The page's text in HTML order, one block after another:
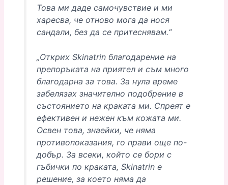
Това ми даде самочувствие и ми
харесва, че отново мога да нося
сандали, без да се притеснявам.“
„Открих Skinatrin благодарение на
препоръката на приятел и съм много
благодарна за това. За нула време
забелязах значително подобрение в
състоянието на краката ми. Спреят е
ефективен и нежен към кожата ми.
Освен това, знаейки, че няма
противопоказания, го прави още по-
добър. За всеки, който се бори с
гъбички по краката, Skinatrin е
решение, за което няма да